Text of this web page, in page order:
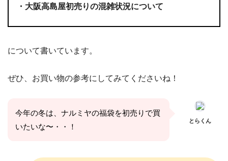
・大阪高島屋初売りの混雑状況について
について書いています。
ぜひ、お買い物の参考にしてみてくださいね！
今年の冬は、ナルミヤの福袋を初売りで買
いたいな〜・・！
とらくん